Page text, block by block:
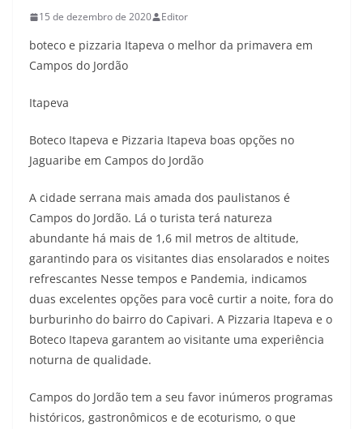
15 de dezembro de 2020 Editor
boteco e pizzaria Itapeva o melhor da primavera em
Campos do Jordão
Itapeva
Boteco Itapeva e Pizzaria Itapeva boas opções no
Jaguaribe em Campos do Jordão
A cidade serrana mais amada dos paulistanos é
Campos do Jordão. Lá o turista terá natureza
abundante há mais de 1,6 mil metros de altitude,
garantindo para os visitantes dias ensolarados e noites
refrescantes Nesse tempos e Pandemia, indicamos
duas excelentes opções para você curtir a noite, fora do
burburinho do bairro do Capivari. A Pizzaria Itapeva e o
Boteco Itapeva garantem ao visitante uma experiência
noturna de qualidade.
Campos do Jordão tem a seu favor inúmeros programas
históricos, gastronômicos e de ecoturismo, o que